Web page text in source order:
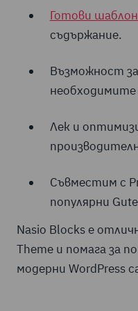
Готови
съдържание.
Възможност
необходимите
Лек и
Съвместим с
популярни
Nasio Blocks е
Theme и помага за
модерни WordPress